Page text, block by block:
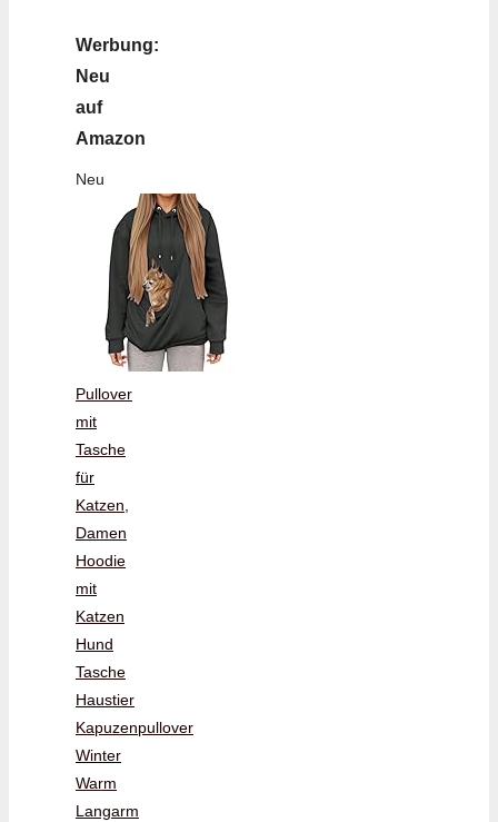
Werbung:
Neu
auf
Amazon
Neu
Pullover
mit
Tasche
für
Katzen,
Damen
Hoodie
mit
Katzen
Hund
Tasche
Haustier
Kapuzenpullover
Winter
Warm
Langarm